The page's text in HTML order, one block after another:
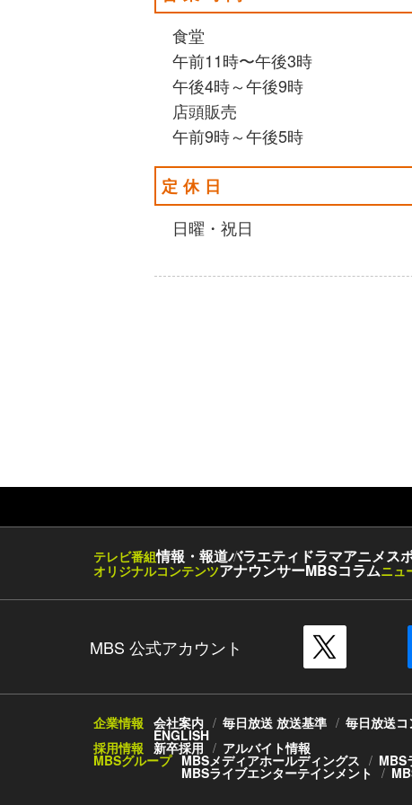
食堂
午前11時〜午後3時
午後4時～午後9時
店頭販売
午前9時～午後5時
定休日
日曜・祝日
テレビ番組情報・報道バラエティ ドラマアニメス
オリジナルコンテンツアナウンサーMBSコラムニュ
MBS 公式アカウント
企業情報 会社案内 毎日放送 放送基準 毎日放送
ENGLISH
採用情報 新卒採用 アルバイト情報
MBSグループ MBSメディアホールディングス MBS
MBSライブエンターテインメント